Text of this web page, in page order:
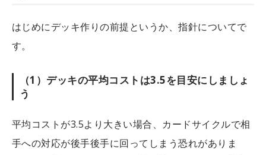
はじめにデッキ作りの前提というか、指針についてで
す。
（1）デッキの平均コストは3.5を目安にしましょ
う
平均コストが3.5より大きい場合、カードサイクルで相
手への対応が後手後手に回ってしまう恐れがありま